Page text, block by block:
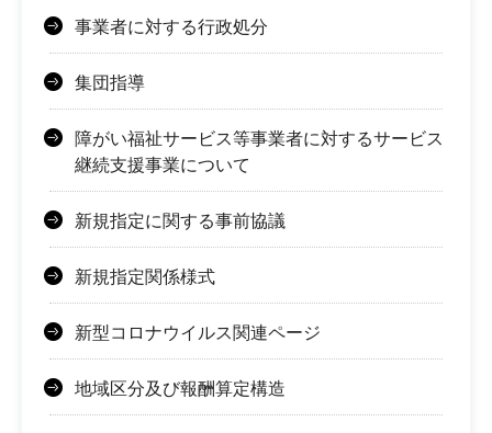
事業者に対する行政処分
集団指導
障がい福祉サービス等事業者に対するサービス
継続支援事業について
新規指定に関する事前協議
新規指定関係様式
新型コロナウイルス関連ページ
地域区分及び報酬算定構造